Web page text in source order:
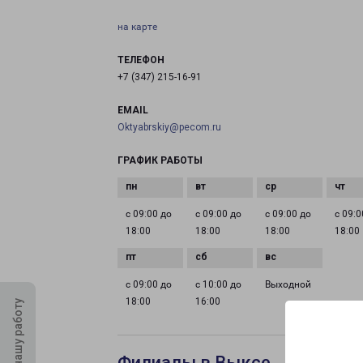
на карте
ТЕЛЕФОН
+7 (347) 215-16-91
EMAIL
Oktyabrskiy@pecom.ru
ГРАФИК РАБОТЫ
с 09:00 до
18:00
с 09:00 до
18:00
с 09:00 до
18:00
с
18:00
с 09:00 до
18:00
с 10:00 до
16:00
Выходной